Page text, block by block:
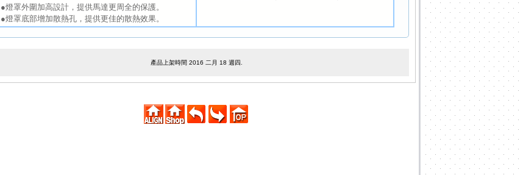
●燈罩外圍加高設計，提供馬達更周全的保護。
●燈罩底部增加散熱孔，提供更佳的散熱效果。
產品上架時間 2016 二月 18 週四.